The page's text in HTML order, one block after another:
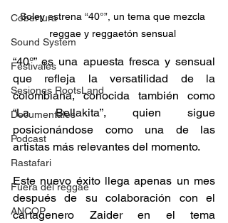
Cobertura
Sound System
Festivales
Sesiones RootsLand
Documentales
Podcast
Rastafari
Fuera del reggae
ANCOP
Soley estrena “40°”, un tema que mezcla
reggae y reggaetón sensual
“40°” es una apuesta fresca y sensual
que refleja la versatilidad de la
colombiana, conocida también como
“La Bellakita”, quien sigue
posicionándose como una de las
artistas más relevantes del momento.
Este nuevo éxito llega apenas un mes
después de su colaboración con el
cartagenero Zaider en el tema